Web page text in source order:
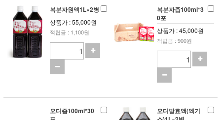
복분자원액1L×2병
상품가 : 55,000원
적립금 : 1,100원
복분자즙100ml*3
0포
상품가 : 45,000원
적립금 : 900원
오디즙100ml*30
오디발효액(엑기